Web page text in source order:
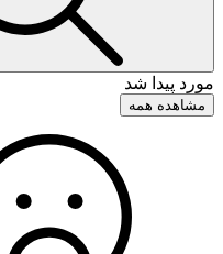
مورد پیدا شد
مشاهده همه